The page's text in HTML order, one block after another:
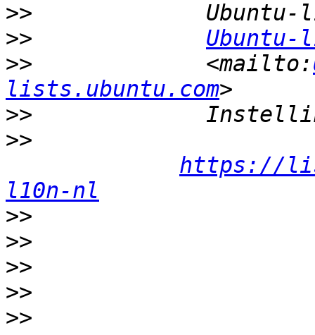
>>
>>
>>
             <mailto:
lists.ubuntu.com
>>
>>
https://
l10n-nl
>>
>>
>>
>>
>>